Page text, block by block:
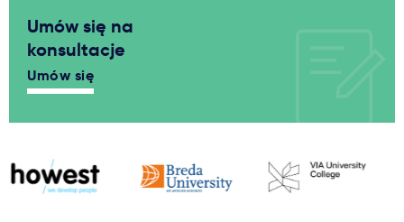
Umów się na
konsultacje
Umów się